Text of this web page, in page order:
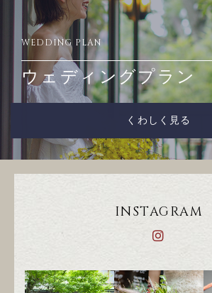
WEDDING PLAN
ウェディングプラン
くわしく見る
INSTAGRAM